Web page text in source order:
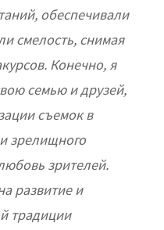
обеспечивали
смелость, снимая
Конечно, я
семью и друзей,
съемок в
зрелищного
зрителей.
развитие и
традиции